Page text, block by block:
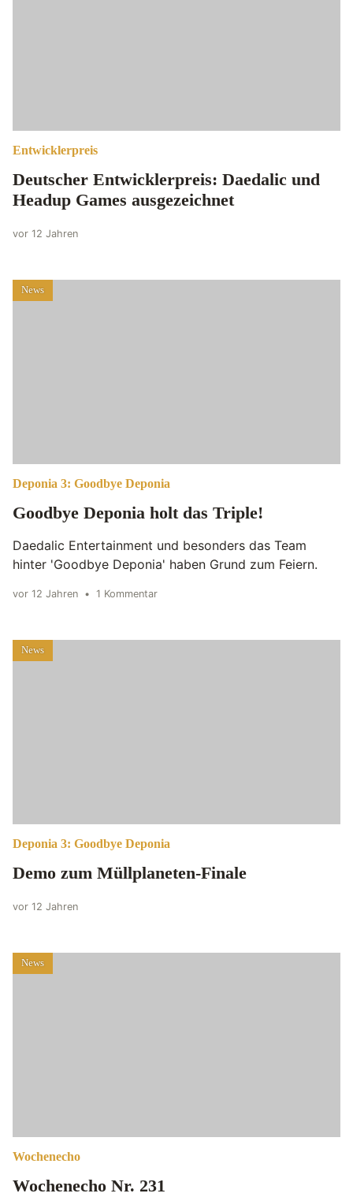
Entwicklerpreis
Deutscher Entwicklerpreis: Daedalic und
Headup Games ausgezeichnet
vor 12 Jahren
News
Deponia 3: Goodbye Deponia
Goodbye Deponia holt das Triple!
Daedalic Entertainment und besonders das Team
hinter 'Goodbye Deponia' haben Grund zum Feiern.
vor 12 Jahren • 1 Kommentar
News
Deponia 3: Goodbye Deponia
Demo zum Müllplaneten-Finale
vor 12 Jahren
News
Wochenecho
Wochenecho Nr. 231